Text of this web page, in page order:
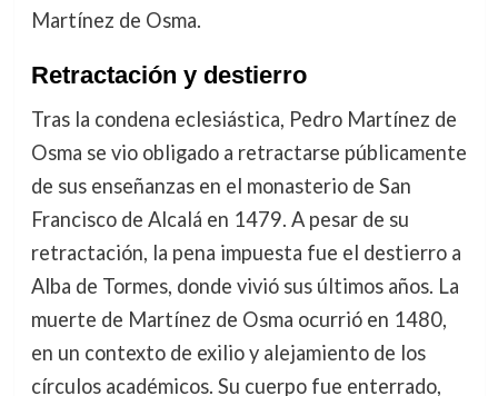
Martínez de Osma.
Retractación y destierro
Tras la condena eclesiástica, Pedro Martínez de
Osma se vio obligado a retractarse públicamente
de sus enseñanzas en el monasterio de San
Francisco de Alcalá en 1479. A pesar de su
retractación, la pena impuesta fue el destierro a
Alba de Tormes, donde vivió sus últimos años. La
muerte de Martínez de Osma ocurrió en 1480,
en un contexto de exilio y alejamiento de los
círculos académicos. Su cuerpo fue enterrado,